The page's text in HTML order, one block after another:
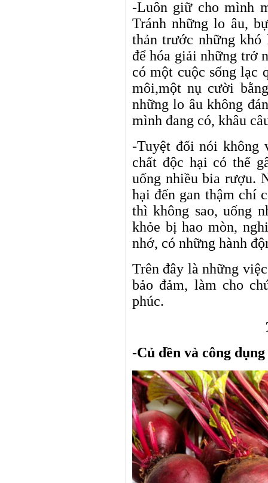
-Luôn giữ cho mình
Tránh những lo âu,
thản trước những
để hóa giải những trở
có một cuộc sống lạc
môi,một nụ cười
những lo âu không
mình đang có, khâu
-Tuyệt đối nói không
chất độc hại có thể
uống nhiều bia rượu.
hại đến gan thậm chí
thì không sao, uống
khỏe bị hao mòn,
nhớ, có những hành
Trên đây là những
bảo đảm, làm cho
phúc.
Thầy
-Củ dền và công dụng